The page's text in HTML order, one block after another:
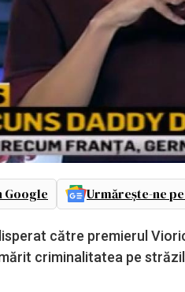
Google Urmărește-ne
către premierul
criminalitatea pe